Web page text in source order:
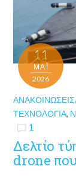
11
ΜΑΪ́
2026
ΤΕΧΝΟΛΟΓΊΑ,
1
Δελτίο
drone